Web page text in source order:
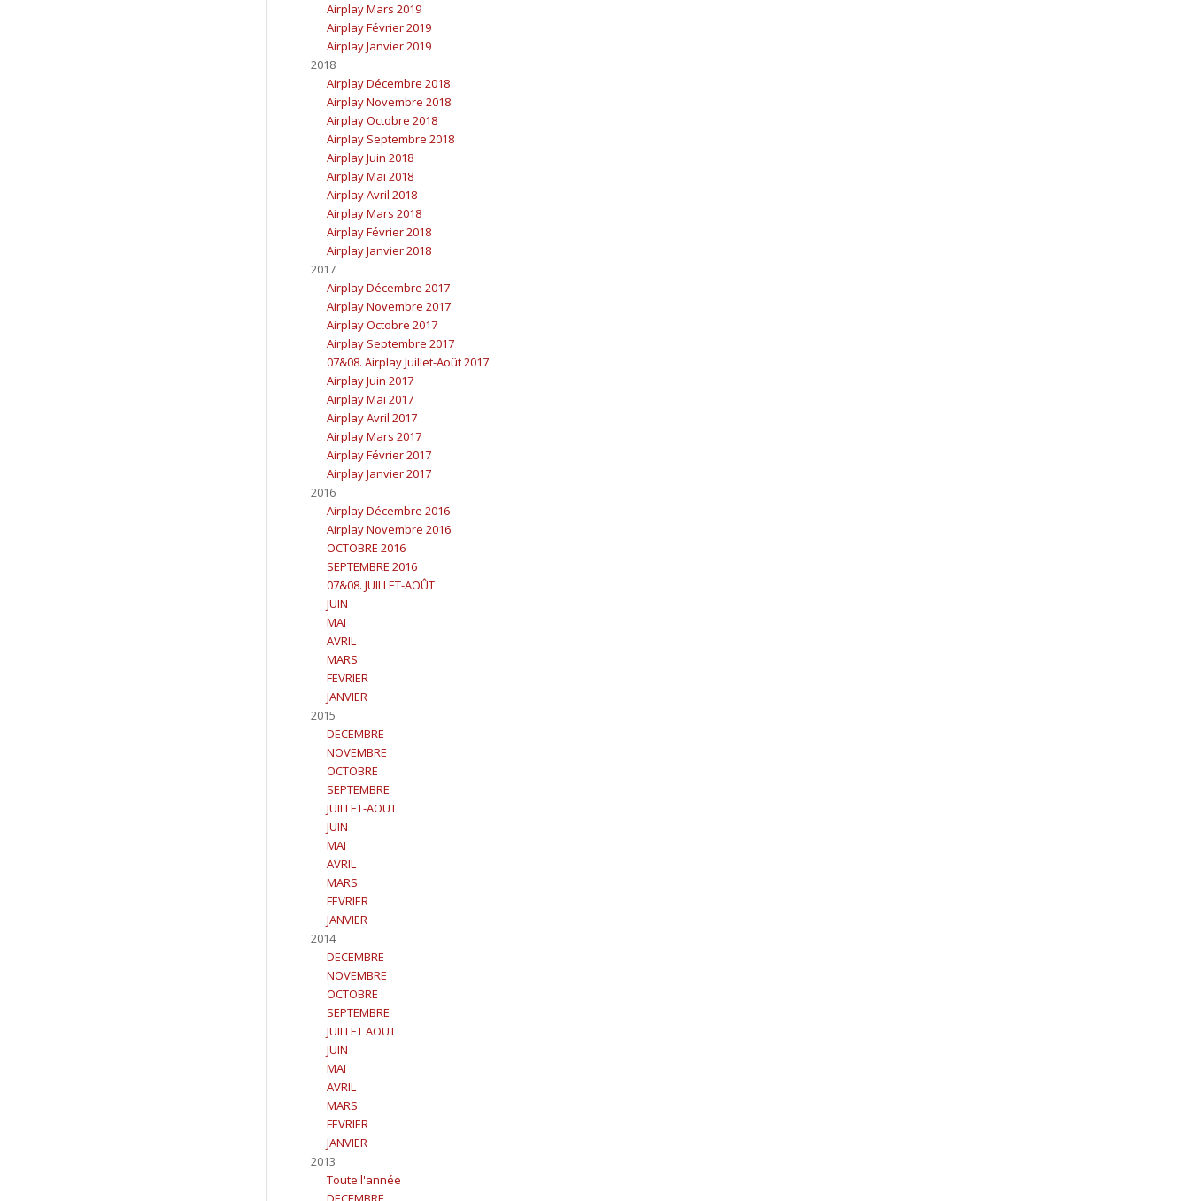
Airplay Mars 2019
Airplay Février 2019
Airplay Janvier 2019
2018
Airplay Décembre 2018
Airplay Novembre 2018
Airplay Octobre 2018
Airplay Septembre 2018
Airplay Juin 2018
Airplay Mai 2018
Airplay Avril 2018
Airplay Mars 2018
Airplay Février 2018
Airplay Janvier 2018
2017
Airplay Décembre 2017
Airplay Novembre 2017
Airplay Octobre 2017
Airplay Septembre 2017
07&08. Airplay Juillet-Août 2017
Airplay Juin 2017
Airplay Mai 2017
Airplay Avril 2017
Airplay Mars 2017
Airplay Février 2017
Airplay Janvier 2017
2016
Airplay Décembre 2016
Airplay Novembre 2016
OCTOBRE 2016
SEPTEMBRE 2016
07&08. JUILLET-AOÛT
JUIN
MAI
AVRIL
MARS
FEVRIER
JANVIER
2015
DECEMBRE
NOVEMBRE
OCTOBRE
SEPTEMBRE
JUILLET-AOUT
JUIN
MAI
AVRIL
MARS
FEVRIER
JANVIER
2014
DECEMBRE
NOVEMBRE
OCTOBRE
SEPTEMBRE
JUILLET AOUT
JUIN
MAI
AVRIL
MARS
FEVRIER
JANVIER
2013
Toute l'année